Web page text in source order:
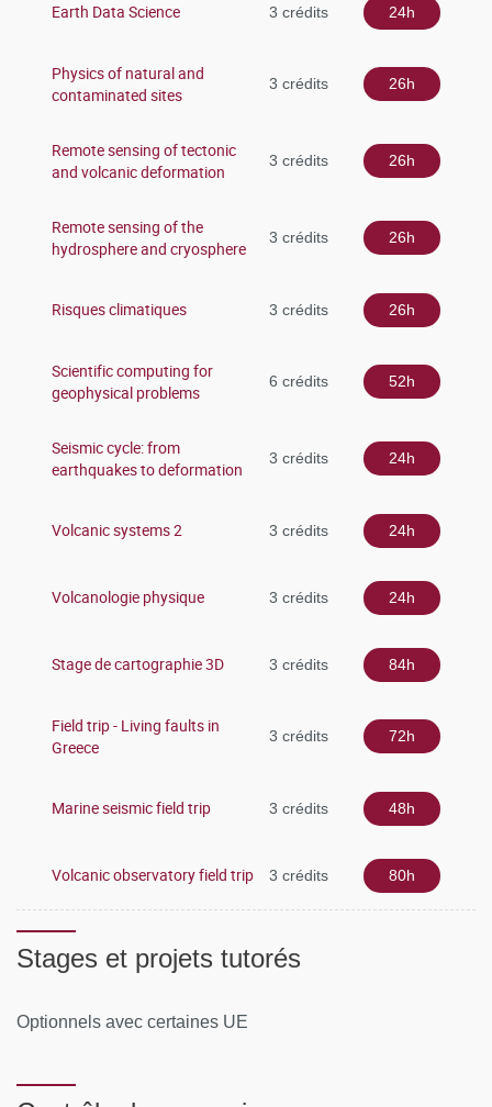
Earth Data Science 3 crédits 24h
Physics of natural and
contaminated sites
3 crédits 26h
Remote sensing of tectonic
and volcanic deformation
3 crédits 26h
Remote sensing of the
hydrosphere and cryosphere
3 crédits 26h
Risques climatiques 3 crédits 26h
Scientific computing for
geophysical problems
6 crédits 52h
Seismic cycle: from
earthquakes to deformation
3 crédits 24h
Volcanic systems 2 3 crédits 24h
Volcanologie physique 3 crédits 24h
Stage de cartographie 3D 3 crédits 84h
Field trip - Living faults in
Greece
3 crédits 72h
Marine seismic field trip 3 crédits 48h
Volcanic observatory field trip 3 crédits 80h
Stages et projets tutorés
Optionnels avec certaines UE